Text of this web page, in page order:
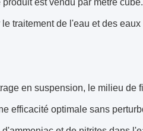
est vendu par mètre
traitement de l'eau et des eaux
en suspension, le milieu de
efficacité optimale sans